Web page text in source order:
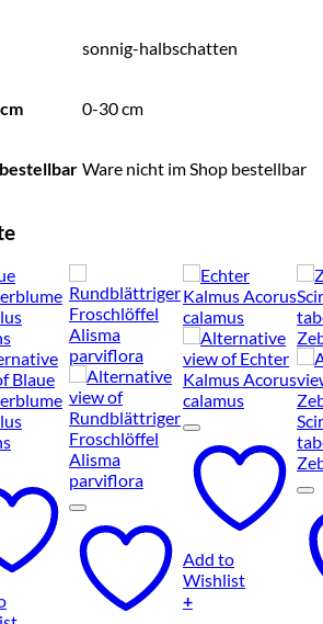
sonnig-halbschatten
0-30 cm
Ware nicht im Shop bestellbar
Add to
Wishlist
+